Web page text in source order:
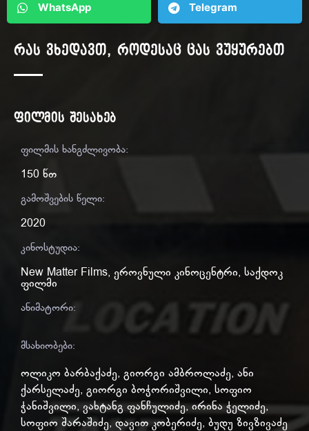
WhatsApp Telegram
რას ვხედავთ, როდესაც ცას ვუყურებთ
ფილმის შესახებ
ფილმის ხანგძლივობა:
150 წთ
გამოშვების წელი:
2020
კინოსტუდია:
New Matter Films, ეროვნული კინოცენტრი, საქდოკ
ფილმი
ანიმატორი:
მსახიობები:
ოლიკო ბარბაქაძე, გიორგი ამბროლაძე, ანი
ქარსელაძე, გიორგი ბოჭორიშვილი, სოფიო
ჭანიშვილი, ვახტანგ ფანჩულიძე,ირინა ჭელიძე,
სოფიო შარაშიძე, დავით კობერიძე, ბუდუ ზივზივაძე